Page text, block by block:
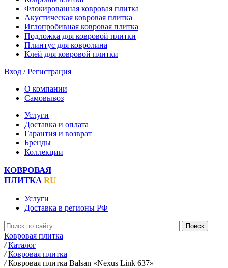
Флокированная ковровая плитка
Акустическая ковровая плитка
Иглопробивная ковровая плитка
Подложка для ковровой плитки
Плинтус для ковролина
Клей для ковровой плитки
Вход /Регистрация
О компании
Самовывоз
Услуги
Доставка и оплата
Гарантия и возврат
Бренды
Коллекции
КОВРОВАЯ
ПЛИТКА RU
Услуги
Доставка в регионы РФ
Ковровая плитка
/ Каталог
/ Ковровая плитка
/ Ковровая плитка Balsan «Nexus Link 637»